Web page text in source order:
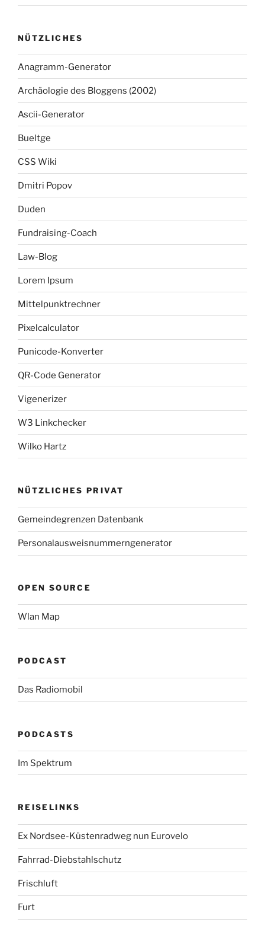
NÜTZLICHES
Anagramm-Generator
Archäologie des Bloggens (2002)
Ascii-Generator
Bueltge
CSS Wiki
Dmitri Popov
Duden
Fundraising-Coach
Law-Blog
Lorem Ipsum
Mittelpunktrechner
Pixelcalculator
Punicode-Konverter
QR-Code Generator
Vigenerizer
W3 Linkchecker
Wilko Hartz
NÜTZLICHES PRIVAT
Gemeindegrenzen Datenbank
Personalausweisnummerngenerator
OPEN SOURCE
Wlan Map
PODCAST
Das Radiomobil
PODCASTS
Im Spektrum
REISELINKS
Ex Nordsee-Küstenradweg nun Eurovelo
Fahrrad-Diebstahlschutz
Frischluft
Furt